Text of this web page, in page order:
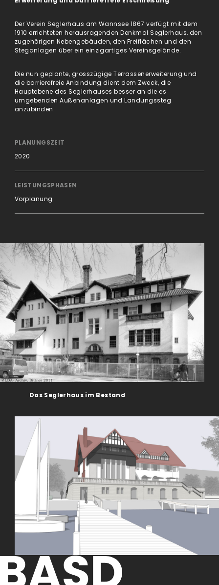
Der Verein Seglerhaus am Wannsee 1867 verfügt mit dem
1910 errichteten herausragenden Denkmal Seglerhaus, den
zugehörigen Nebengebäuden, den Freiflächen und den
Steganlagen über ein einzigartiges Vereinsgelände.
Die nun geplante, grosszügige Terrassenerweiterung und
die barrierefreie Anbindung dient dem Zweck, die
Hauptebene des Seglerhauses besser an die es
umgebenden Außenanlagen und Landungssteg
anzubinden.
PLANUNGSZEIT
2020
LEISTUNGSPHASEN
Vorplanung
Das Seglerhaus im Bestand